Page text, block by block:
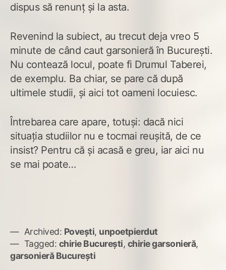
dispus să renunț și la asta.
Revenind la subiect, au trecut deja vreo 5
minute de când caut garsonieră în București.
Nu contează locul, poate fi Drumul Taberei,
de exemplu. Ba chiar, se pare că după
ultimele studii, și aici tot oameni locuiesc.
Întrebarea care apare, totuși: dacă nici
situația studiilor nu e tocmai reușită, de ce
insist? Pentru că și acasă e greu, iar aici nu
se mai poate…
Archived: Povești, unpoetpierdut
Tagged: chirie București, chirie garsonieră,
garsonieră București